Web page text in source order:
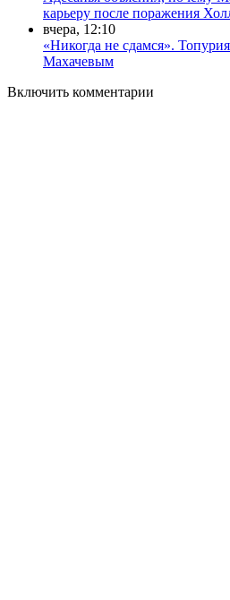
карьеру после поражения
вчера, 12:10
«Никогда не сдамся».
Махачевым
Включить комментарии